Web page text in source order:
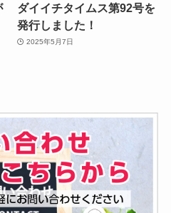
ダイイチタイムス第92号を
発行しました！
2025年5月7日